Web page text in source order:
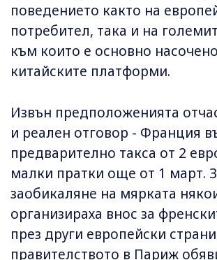
поведението както на
потребител, така и на
към които е основно
китайските платформи.
Извън предположенията
и реален отговор - Франция
предварително такса от 2
малки пратки още от 1 март.
заобикаляне на мярката
организираха внос за
през други европейски
правителството в Париж